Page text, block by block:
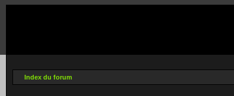
Index du forum